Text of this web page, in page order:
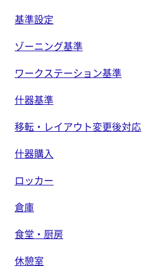
基準設定
ゾーニング基準
ワークステーション基準
什器基準
移転・レイアウト変更後対応
什器購入
ロッカー
倉庫
食堂・厨房
休憩室